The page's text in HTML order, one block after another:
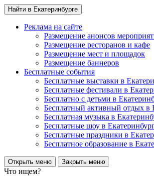
Найти в Екатеринбурге
Реклама на сайте
Размещение анонсов
Размещение ресторанов и кафе
Размещение мест и площадок
Размещение баннеров
Бесплатные события
Бесплатные выставки в
Бесплатные фестивали в
Бесплатно с детьми в
Бесплатный активный отдых в
Бесплатная музыка в
Бесплатные шоу в
Бесплатные праздники в
Бесплатное образование в
Открыть меню Закрыть меню
Что ищем?